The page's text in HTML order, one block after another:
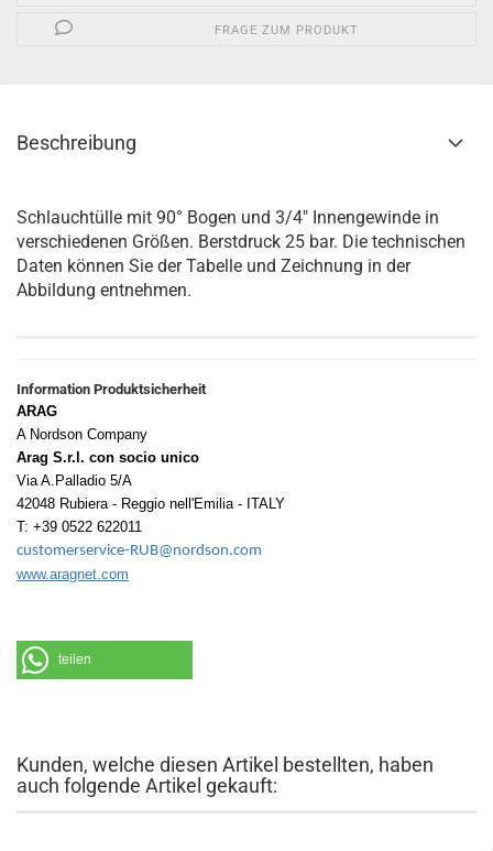
FRAGE ZUM PRODUKT
Beschreibung
Schlauchtülle mit 90° Bogen und 3/4" Innengewinde in
verschiedenen Größen. Berstdruck 25 bar. Die technischen
Daten können Sie der Tabelle und Zeichnung in der
Abbildung entnehmen.
Information Produktsicherheit
ARAG
A Nordson Company
Arag S.r.l. con socio unico
Via A.Palladio 5/A
42048 Rubiera - Reggio nell'Emilia - ITALY
T: +39 0522 622011
customerservice-RUB@nordson.com
www.aragnet.com
teilen
Kunden, welche diesen Artikel bestellten, haben
auch folgende Artikel gekauft: